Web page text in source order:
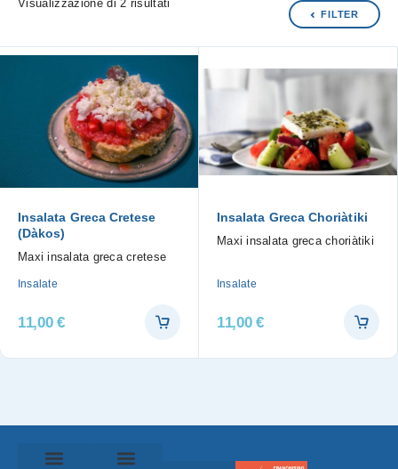
Visualizzazione di 2 risultati
FILTER
Insalata Greca Cretese
(Dàkos)
Maxi insalata greca cretese
Insalate
11,00 €
Insalata Greca Choriàtiki
Maxi insalata greca choriàtiki
Insalate
11,00 €